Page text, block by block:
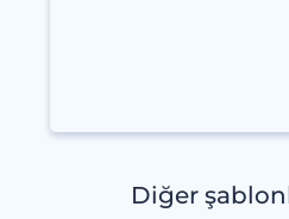
Diğer